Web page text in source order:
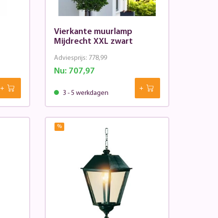
Vierkante muurlamp
Mijdrecht XXL zwart
Nu:707,97
Adviesprijs: 778,99
3 - 5 werkdagen
%